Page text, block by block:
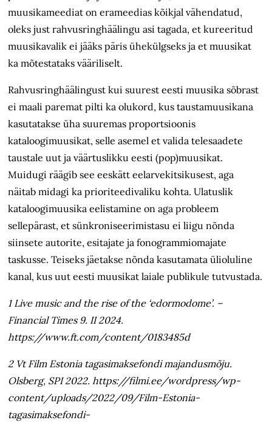
muusikameediat on erameedias kõikjal vähendatud,
oleks just rahvusringhäälingu asi tagada, et kureeritud
muusikavalik ei jääks päris ühekülgseks ja et muusikat
ka mõtestataks vääriliselt.
Rahvusringhäälingust kui suurest eesti muusika sõbrast
ei maali paremat pilti ka olukord, kus taustamuusikana
kasutatakse üha suuremas proportsioonis
kataloogimuusikat, selle asemel et valida telesaadete
taustale uut ja väärtuslikku eesti (pop)muusikat.
Muidugi räägib see eeskätt eelarvekitsikusest, aga
näitab midagi ka prioriteedivaliku kohta. Ulatuslik
kataloogimuusika eelistamine on aga probleem
sellepärast, et sünkroniseerimistasu ei liigu nõnda
siinsete autorite, esitajate ja fonogrammi­omajate
taskusse. Teiseks jäetakse nõnda kasutamata ülioluline
kanal, kus uut eesti muusikat laiale publikule tutvustada.
1 Live music and the rise of the ‘edormodome’. –
Financial Times 9. II 2024.
https://www.ft.com/content/0183485d
2 Vt Film Estonia tagasimaksefondi majandusmõju.
Olsberg, SPI 2022. ​​https://filmi.ee/wordpress/wp-
content/uploads/2022/09/Film-Estonia-
tagasimaksefondi-